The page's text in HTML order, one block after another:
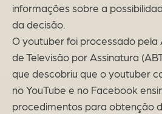
informações sobre a
da decisão.
O youtuber foi processado pela
de Televisão por Assinatura
que descobriu que o youtuber
no YouTube e no Facebook
procedimentos para obtenção